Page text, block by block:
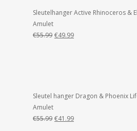
Sleutelhanger Active Rhinoceros &
Amulet
€55.99 Oorspronkelijke
€49.99Huidige
Sleutel hanger Dragon & Phoenix
Amulet
€55.99 Oorspronkelijke
€41.99Huidige